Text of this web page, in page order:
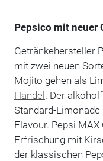
Pepsico mit neuer
Getränkehersteller
mit zwei neuen
Mojito gehen als
Handel. Der
Standard-
Flavour. Pepsi
Erfrischung mit
der klassischen